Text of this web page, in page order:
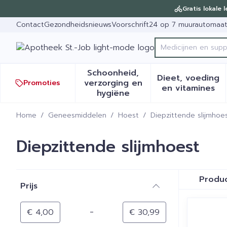
Gratis lokale
ContactGezondheidsnieuwsVoorschrift24 op 7 muurautomaat
Product, merk,
Promoties
Schoonheid,
verzorging en
hygiëneToon submenu voor
Dieet, voeding
en vitamines
Toon
Home / Geneesmiddelen / Hoest / Diepzittende
Diepzittende slijmhoest
Prijs
Minimumwaarde
€ 4,00 - Maximale waarde
€ 30,99